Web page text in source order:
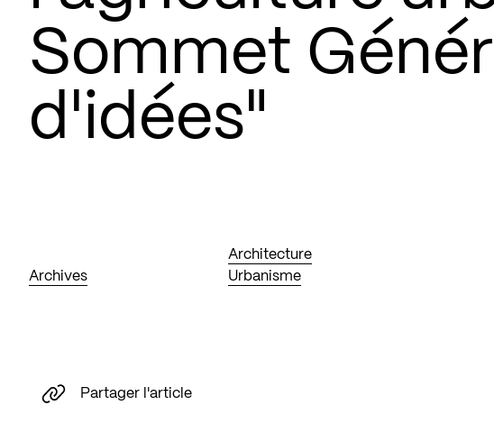
Sommet
d'idées"
Archives
Architecture
Urbanisme
Partager l'article